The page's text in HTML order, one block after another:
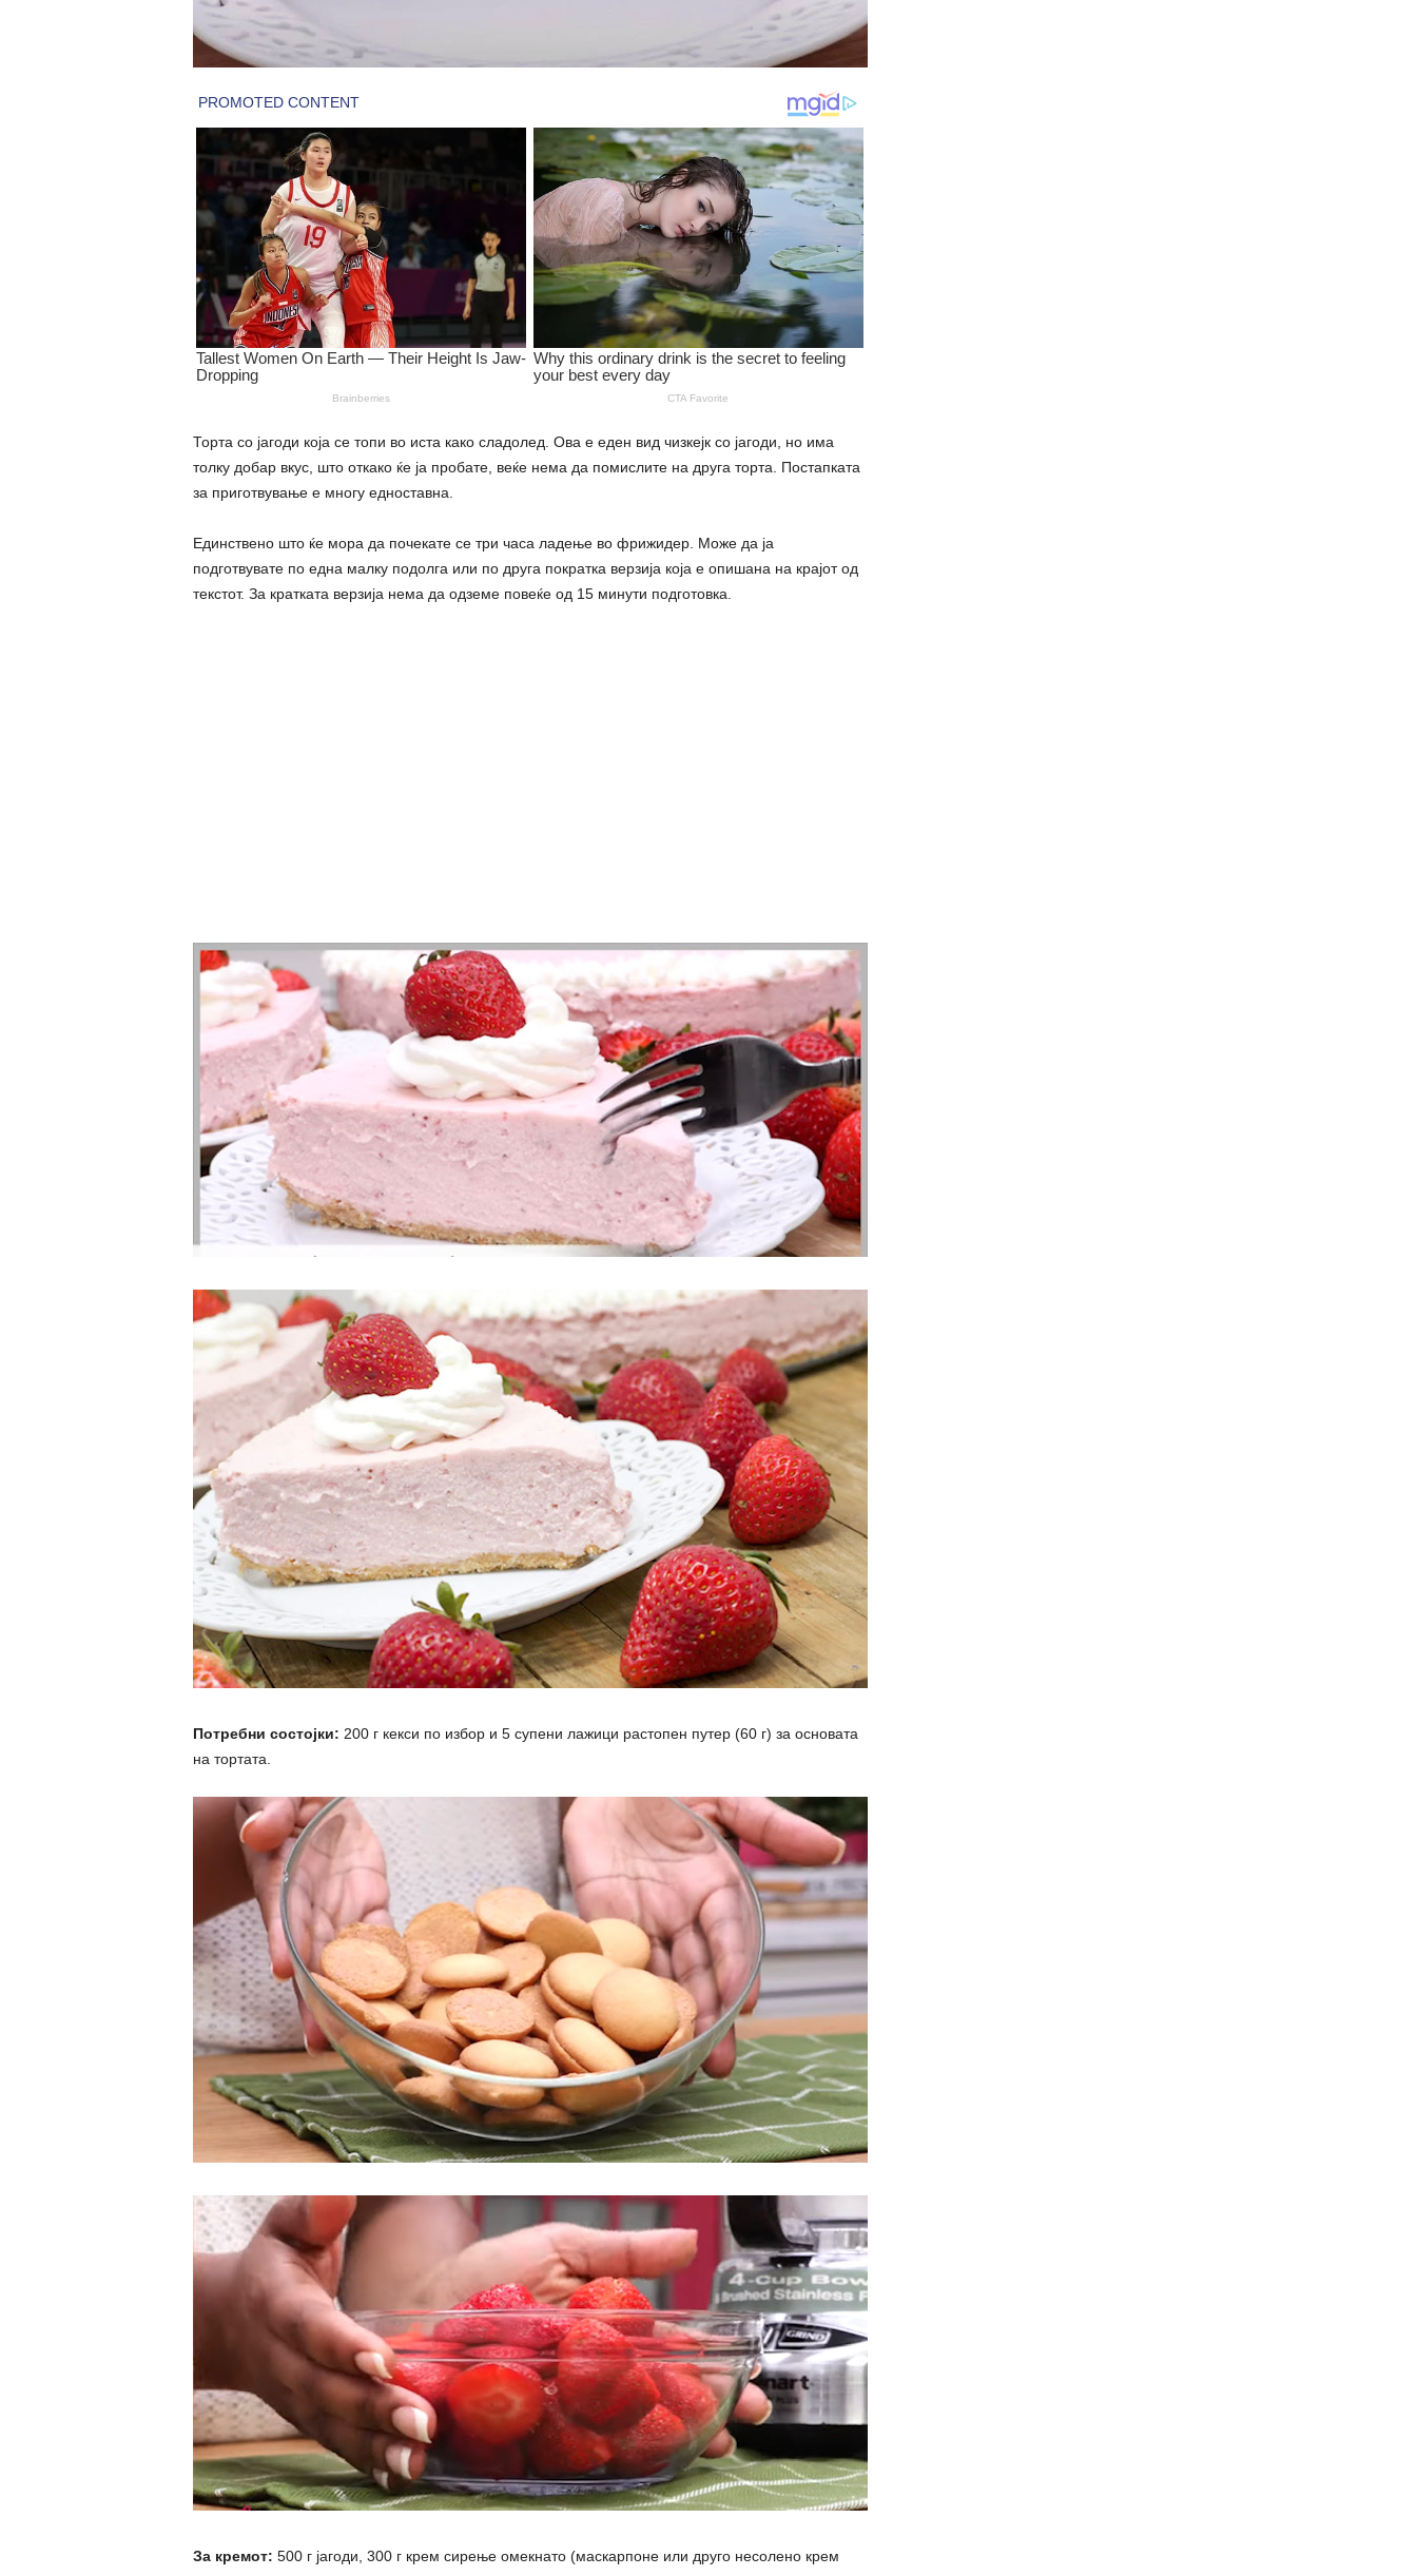
Торта со јагоди која се топи во иста како сладолед. Ова е еден вид чизкејк со јагоди, но има
толку добар вкус, што откако ќе ја пробате, веќе нема да помислите на друга торта. Постапката
за приготвување е многу едноставна.
Единствено што ќе мора да почекате се три часа ладење во фрижидер. Може да ја
подготвувате по една малку подолга или по друга пократка верзија која е опишана на крајот од
текстот. За кратката верзија нема да одземе повеќе од 15 минути подготовка.
Потребни состојки: 200 г кекси по избор и 5 супени лажици растопен путер (60 г) за основата
на тортата.
За кремот: 500 г јагоди, 300 г крем сирење омекнато (маскарпоне или друго несолено крем